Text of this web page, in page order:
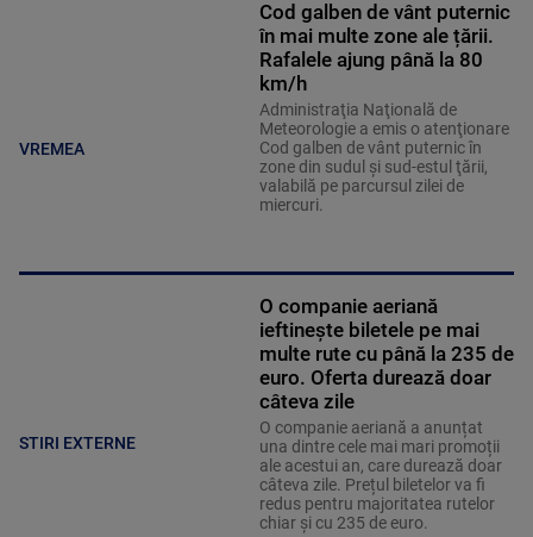
VREMEA
Cod galben de vânt puternic
în mai multe zone ale țării.
Rafalele ajung până la 80
km/h
Administraţia Naţională de
Meteorologie a emis o atenţionare
Cod galben de vânt puternic în
zone din sudul şi sud-estul ţării,
valabilă pe parcursul zilei de
miercuri.
STIRI EXTERNE
O companie aeriană
ieftinește biletele pe mai
multe rute cu până la 235 de
euro. Oferta durează doar
câteva zile
O companie aeriană a anunțat
una dintre cele mai mari promoții
ale acestui an, care durează doar
câteva zile. Prețul biletelor va fi
redus pentru majoritatea rutelor
chiar și cu 235 de euro.